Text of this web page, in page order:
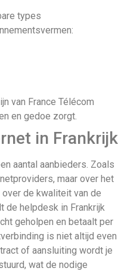
types
van France Télécom
en gedoe zorgt.
in Frankrijk
aantal aanbieders. Zoals
maar over het
de kwaliteit van de
de helpdesk in Frankrijk
geholpen en betaalt per
is niet altijd even
of aansluiting wordt je
wat de nodige